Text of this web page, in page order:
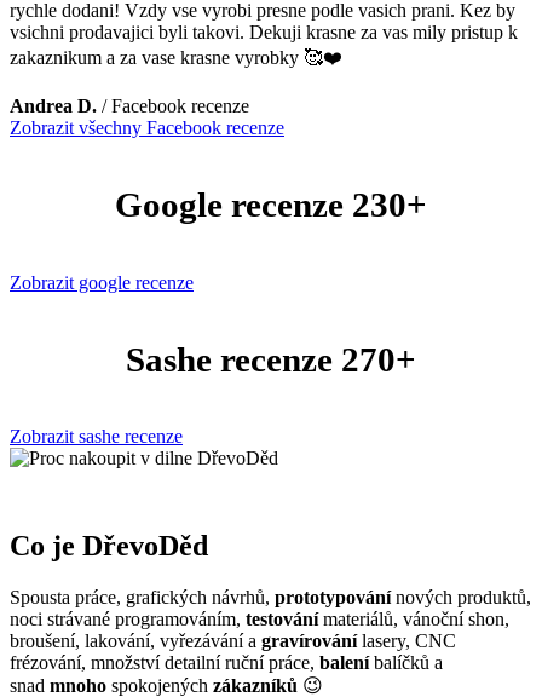
rychle dodani! Vzdy vse vyrobi presne podle vasich prani. Kez by
vsichni prodavajici byli takovi. Dekuji krasne za vas mily pristup k
zakaznikum a za vase krasne vyrobky 🥰❤️
Andrea D. /Facebook recenze
Zobrazit všechny Facebook recenze
Google recenze 230+
Zobrazit google recenze
Sashe recenze 270+
Zobrazit sashe recenze
Co je DřevoDěd
Spousta práce, grafických návrhů, prototypovánínových produktů,
noci strávané programováním, testovánímateriálů, vánoční shon,
broušení, lakování, vyřezávání a gravírovánílasery, CNC
frézování, množství detailní ruční práce, baleníbalíčků a
snad mnoho spokojených zákazníků 😉